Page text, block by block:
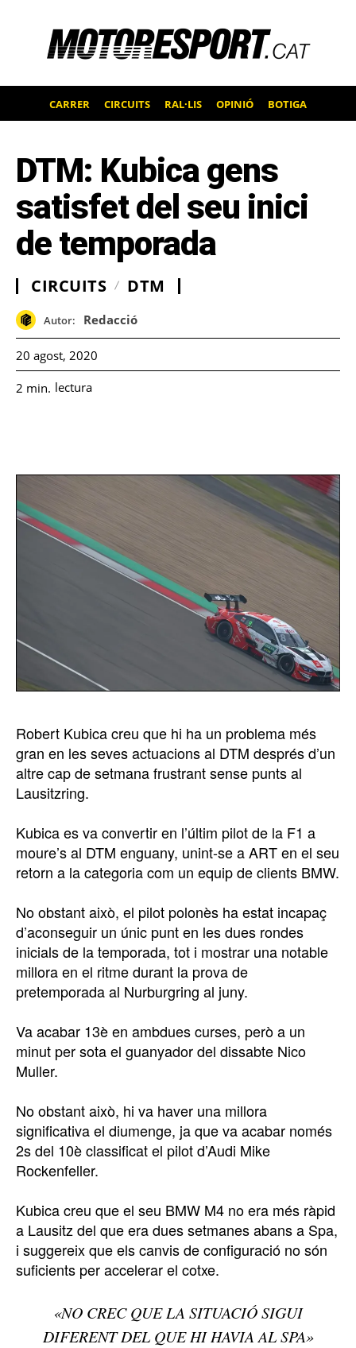
CARRER CIRCUITS RAL·LIS OPINIÓ BOTIGA
DTM: Kubica gens
satisfet del seu inici
de temporada
CIRCUITS DTM
Autor: Redacció
20 agost, 2020
2 min. lectura
Robert Kubica creu que hi ha un problema més
gran en les seves actuacions al DTM després d’un
altre cap de setmana frustrant sense punts al
Lausitzring.
Kubica es va convertir en l’últim pilot de la F1 a
moure’s al DTM enguany, unint-se a ART en el seu
retorn a la categoria com un equip de clients BMW.
No obstant això, el pilot polonès ha estat incapaç
d’aconseguir un únic punt en les dues rondes
inicials de la temporada, tot i mostrar una notable
millora en el ritme durant la prova de
pretemporada al Nurburgring al juny.
Va acabar 13è en ambdues curses, però a un
minut per sota el guanyador del dissabte Nico
Muller.
No obstant això, hi va haver una millora
significativa el diumenge, ja que va acabar només
2s del 10è classificat el pilot d’Audi Mike
Rockenfeller.
Kubica creu que el seu BMW M4 no era més ràpid
a Lausitz del que era dues setmanes abans a Spa,
i suggereix que els canvis de configuració no són
suficients per accelerar el cotxe.
«NO CREC QUE LA SITUACIÓ SIGUI
DIFERENT DEL QUE HI HAVIA AL SPA»